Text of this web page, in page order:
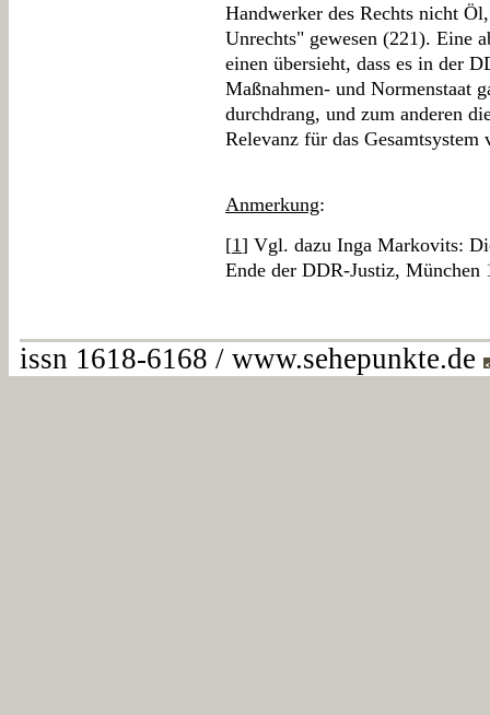
Handwerker des Rechts nicht
Unrechts" gewesen (221). Eine
einen übersieht, dass es in der
Maßnahmen- und Normenstaat
durchdrang, und zum anderen
Relevanz für das
Anmerkung:
[1] Vgl. dazu Inga Markovits:
Ende der DDR-Justiz, München
issn 1618-6168 / www.sehepunkte.de